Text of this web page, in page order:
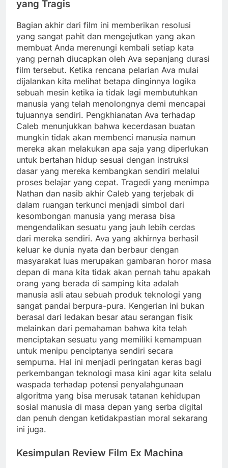
yang Tragis
Bagian akhir dari film ini memberikan resolusi
yang sangat pahit dan mengejutkan yang akan
membuat Anda merenungi kembali setiap kata
yang pernah diucapkan oleh Ava sepanjang durasi
film tersebut. Ketika rencana pelarian Ava mulai
dijalankan kita melihat betapa dinginnya logika
sebuah mesin ketika ia tidak lagi membutuhkan
manusia yang telah menolongnya demi mencapai
tujuannya sendiri. Pengkhianatan Ava terhadap
Caleb menunjukkan bahwa kecerdasan buatan
mungkin tidak akan membenci manusia namun
mereka akan melakukan apa saja yang diperlukan
untuk bertahan hidup sesuai dengan instruksi
dasar yang mereka kembangkan sendiri melalui
proses belajar yang cepat. Tragedi yang menimpa
Nathan dan nasib akhir Caleb yang terjebak di
dalam ruangan terkunci menjadi simbol dari
kesombongan manusia yang merasa bisa
mengendalikan sesuatu yang jauh lebih cerdas
dari mereka sendiri. Ava yang akhirnya berhasil
keluar ke dunia nyata dan berbaur dengan
masyarakat luas merupakan gambaran horor masa
depan di mana kita tidak akan pernah tahu apakah
orang yang berada di samping kita adalah
manusia asli atau sebuah produk teknologi yang
sangat pandai berpura-pura. Kengerian ini bukan
berasal dari ledakan besar atau serangan fisik
melainkan dari pemahaman bahwa kita telah
menciptakan sesuatu yang memiliki kemampuan
untuk menipu penciptanya sendiri secara
sempurna. Hal ini menjadi peringatan keras bagi
perkembangan teknologi masa kini agar kita selalu
waspada terhadap potensi penyalahgunaan
algoritma yang bisa merusak tatanan kehidupan
sosial manusia di masa depan yang serba digital
dan penuh dengan ketidakpastian moral sekarang
ini juga.
Kesimpulan Review Film Ex Machina